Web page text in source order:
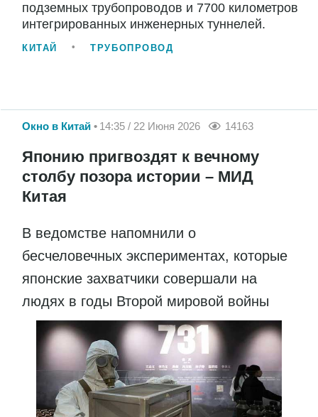
подземных трубопроводов и 7700 километров
интегрированных инженерных туннелей.
КИТАЙ ТРУБОПРОВОД
Окно в Китай 14:35 / 22 Июня 2026 14163
Японию пригвоздят к вечному
столбу позора истории – МИД
Китая
В ведомстве напомнили о
бесчеловечных экспериментах, которые
японские захватчики совершали на
людях в годы Второй мировой войны